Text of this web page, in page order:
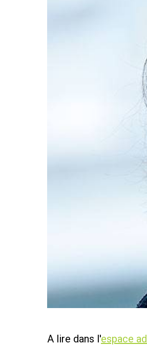
A lire dans l'espace